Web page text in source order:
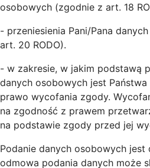
osobowych (zgodnie z art. 18
- przeniesienia Pani/Pana
art. 20 RODO).
- w zakresie, w jakim podstawą
danych osobowych jest Państwa
prawo wycofania zgody.
na zgodność z prawem
na podstawie zgody przed jej
Podanie danych osobowych
odmowa podania danych może